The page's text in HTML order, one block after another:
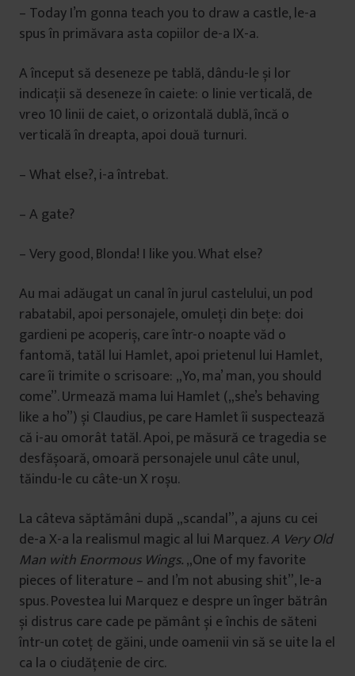
– Today I’m gonna teach you to draw a castle, le-a
spus în primăvara asta copiilor de-a IX-a.
A început să deseneze pe tablă, dându-le și lor
indicații să deseneze în caiete: o linie verticală, de
vreo 10 linii de caiet, o orizontală dublă, încă o
verticală în dreapta, apoi două turnuri.
– What else?, i-a întrebat.
– A gate?
– Very good, Blonda! I like you. What else?
Au mai adăugat un canal în jurul castelului, un pod
rabatabil, apoi personajele, omuleți din bețe: doi
gardieni pe acoperiș, care într-o noapte văd o
fantomă, tatăl lui Hamlet, apoi prietenul lui Hamlet,
care îi trimite o scrisoare: „Yo, ma’ man, you should
come”. Urmează mama lui Hamlet („she’s behaving
like a ho”) și Claudius, pe care Hamlet îi suspectează
că i-au omorât tatăl. Apoi, pe măsură ce tragedia se
desfășoară, omoară personajele unul câte unul,
tăindu-le cu câte-un X roșu.
La câteva săptămâni după „scandal”, a ajuns cu cei
de-a X-a la realismul magic al lui Marquez.A Very Old
Man with Enormous Wings.„One of my favorite
pieces of literature – and I’m not abusing shit”, le-a
spus. Povestea lui Marquez e despre un înger bătrân
și distrus care cade pe pământ și e închis de săteni
într-un coteț de găini, unde oamenii vin să se uite la el
ca la o ciudățenie de circ.